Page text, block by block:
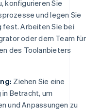
konfigurieren Sie
und legen Sie
fest. Arbeiten Sie bei
oder dem Team für
des Toolanbieters
Ziehen Sie eine
Betracht, um
und Anpassungen zu